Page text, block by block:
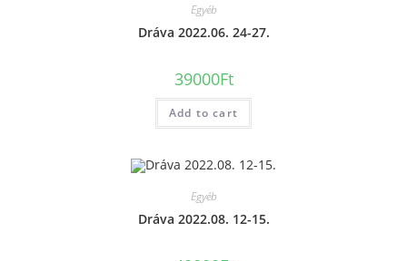
Egyéb
Dráva 2022.06. 24-27.
39000Ft
Add to cart
Egyéb
Dráva 2022.08. 12-15.